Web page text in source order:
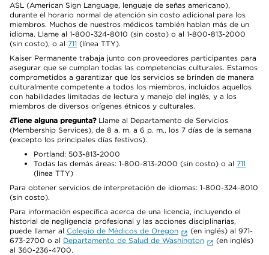
ASL (American Sign Language, lenguaje de señas americano),
durante el horario normal de atención sin costo adicional para los
miembros. Muchos de nuestros médicos también hablan más de un
idioma. Llame al 1-800-324-8010 (sin costo) o al 1-800-813-2000
(sin costo), o al 711 (línea TTY).
Kaiser Permanente trabaja junto con proveedores participantes para
asegurar que se cumplan todas las competencias culturales. Estamos
comprometidos a garantizar que los servicios se brinden de manera
culturalmente competente a todos los miembros, incluidos aquellos
con habilidades limitadas de lectura y manejo del inglés, y a los
miembros de diversos orígenes étnicos y culturales.
¿Tiene alguna pregunta?Llame al Departamento de Servicios
(Membership Services), de 8 a. m. a 6 p. m., los 7 días de la semana
(excepto los principales días festivos).
Portland: 503-813-2000
Todas las demás áreas: 1-800-813-2000 (sin costo) o al 711
(línea TTY)
Para obtener servicios de interpretación de idiomas: 1-800-324-8010
(sin costo).
Para información específica acerca de una licencia, incluyendo el
historial de negligencia profesional y las acciones disciplinarias,
puede llamar al Colegio de Médicos de Oregon
(en inglés) al 971-
673-2700 o al Departamento de Salud de Washington
(en inglés)
al 360-236-4700.